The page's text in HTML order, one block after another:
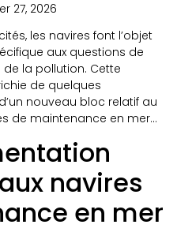
27, 2026
les navires font l’objet
aux questions de
la pollution. Cette
de quelques
nouveau bloc relatif au
de maintenance en mer…
navires
en mer